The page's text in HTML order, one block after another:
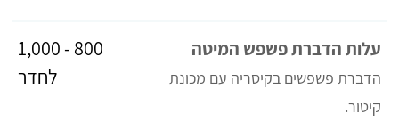
עלות הדברת פשפש המיטה
הדברת פשפשים בקיסריה עם מכונת
קיטור.
800 - 1,000
לחדר